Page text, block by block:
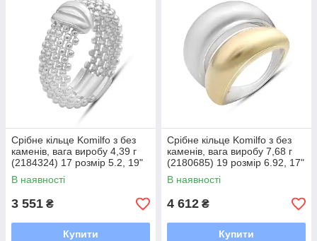
Срібне кільце Komilfo з без
каменів, вага виробу 4,39 г
(2184324) 17 розмір 5.2, 19"
В наявності
3 551 ₴
Купити
Срібне кільце Komilfo з без
каменів, вага виробу 7,68 г
(2180685) 19 розмір 6.92, 17"
В наявності
4 612 ₴
Купити